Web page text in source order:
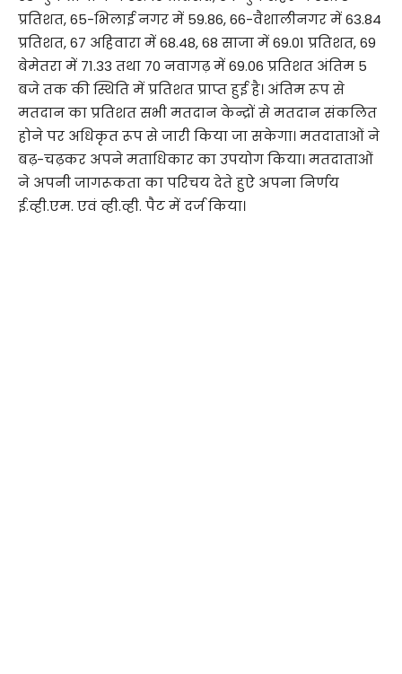
प्रतिशत, 65-भिलाई नगर में 59.86, 66-वैशालीनगर में 63.84
प्रतिशत, 67 अहिवारा में 68.48, 68 साजा में 69.01 प्रतिशत, 69
बेमेतरा में 71.33 तथा 70 नवागढ़ में 69.06 प्रतिशत अंतिम 5
बजे तक की स्थिति में प्रतिशत प्राप्त हुई है। अंतिम रूप से
मतदान का प्रतिशत सभी मतदान केन्द्रों से मतदान संकलित
होने पर अधिकृत रूप से जारी किया जा सकेगा। मतदाताओं ने
बढ़-चढ़कर अपने मताधिकार का उपयोग किया। मतदाताओं
ने अपनी जागरूकता का परिचय देते हुऐ अपना निर्णय
ई.व्ही.एम. एवं व्ही.व्ही. पैट में दर्ज किया।